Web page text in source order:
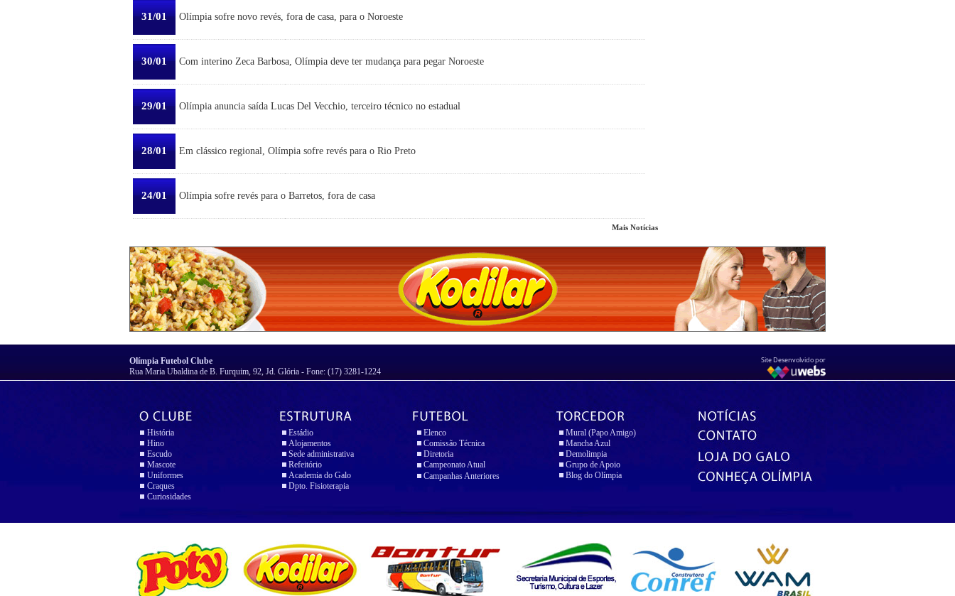
31/01 Olímpia sofre novo revés, fora de casa, para o Noroeste
30/01 Com interino Zeca Barbosa, Olímpia deve ter mudança para pegar Noroeste
29/01 Olímpia anuncia saída Lucas Del Vecchio, terceiro técnico no estadual
28/01 Em clássico regional, Olímpia sofre revés para o Rio Preto
24/01 Olímpia sofre revés para o Barretos, fora de casa
Mais Notícias
Olímpia Futebol Clube
Rua Maria Ubaldina de B. Furquim, 92, Jd. Glória - Fone: (17) 3281-1224
Site Desenvolvido por
História
Hino
Escudo
Mascote
Uniformes
Craques
Curiosidades
Estádio
Alojamentos
Sede administrativa
Refeitório
Academia do Galo
Dpto. Fisioterapia
Elenco
Comissão Técnica
Diretoria
Campeonato Atual
Campanhas Anteriores
Mural (Papo Amigo)
Mancha Azul
Demolimpia
Grupo de Apoio
Blog do Olímpia